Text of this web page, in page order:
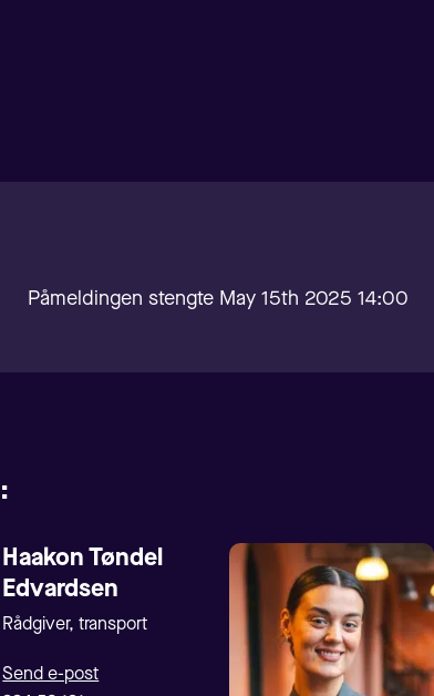
Påmeldingen stengte May 15th 2025 14:00
Haakon Tøndel
Edvardsen
Rådgiver, transport
Send e-post